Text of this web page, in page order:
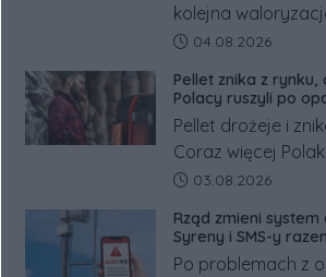
kolejna
pracowników
tym zmianom
Data dodania
04.08.2026
Pellet znika z rynku,
Polacy ruszyli po
Pellet drożeje i
Coraz więcej
za granicą, gdzie
Co się dzieje?
Data dodania
03.08.2026
Rząd zmieni
Syreny i SMS-y
Po problemach z